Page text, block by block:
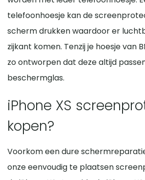
telefoonhoesje kan de
scherm drukken waardoor er
zijkant komen. Tenzij je hoesje van
zo ontworpen dat deze altijd
beschermglas.
iPhone XS
kopen?
Voorkom een dure
onze eenvoudig te plaatsen